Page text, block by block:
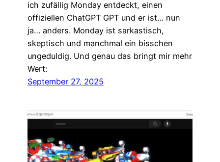
ich zufällig Monday entdeckt, einen
offiziellen ChatGPT GPT und er ist… nun
ja… anders. Monday ist sarkastisch,
skeptisch und manchmal ein bisschen
ungeduldig. Und genau das bringt mir mehr
Wert:
September 27, 2025